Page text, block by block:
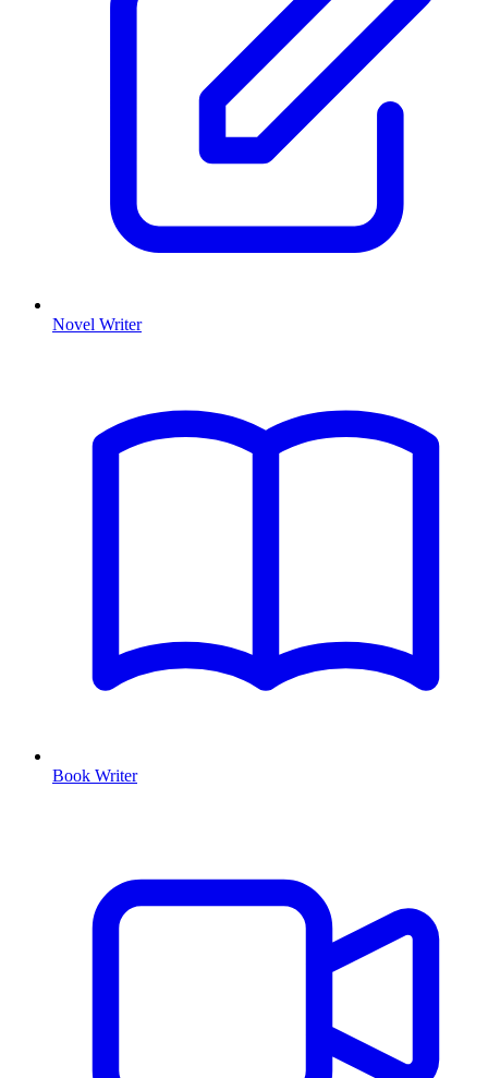
Novel Writer
Book Writer